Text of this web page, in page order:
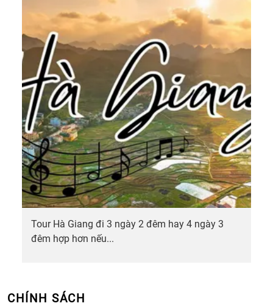
Tour Hà Giang đi 3 ngày 2 đêm hay 4 ngày 3
đêm hợp hơn nếu...
CHÍNH SÁCH